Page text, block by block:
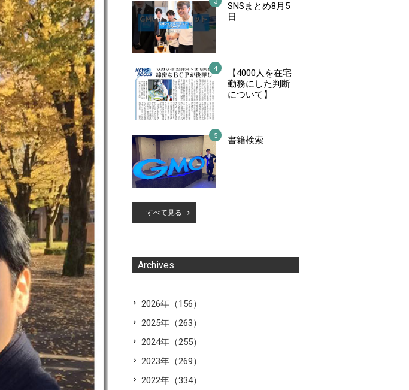
SNSまとめ8月5
日
【4000人を在宅
勤務にした判断
について】
書籍検索
すべて見る
Archives
2026年（156）
2025年（263）
2024年（255）
2023年（269）
2022年（334）